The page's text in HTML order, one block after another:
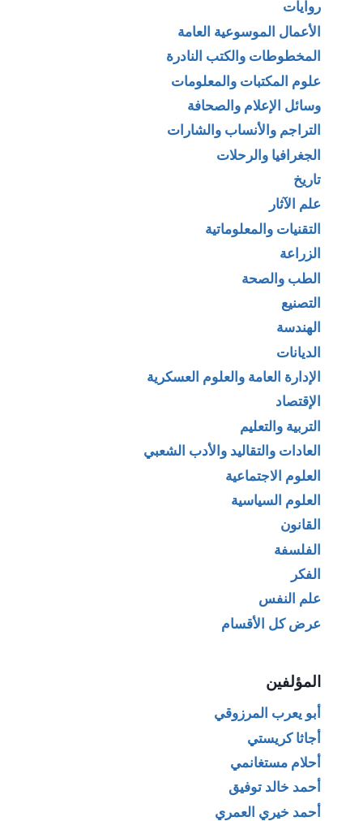
روايات
الأعمال الموسوعية العامة
المخطوطات والكتب النادرة
علوم المكتبات والمعلومات
وسائل الإعلام والصحافة
التراجم والأنساب والشارات
الجغرافيا والرحلات
تاريخ
علم الآثار
التقنيات والمعلوماتية
الزراعة
الطب والصحة
التصنيع
الهندسة
الديانات
الإدارة العامة والعلوم العسكرية
الإقتصاد
التربية والتعليم
العادات والتقاليد والأدب الشعبي
العلوم الاجتماعية
العلوم السياسية
القانون
الفلسفة
الفكر
علم النفس
عرض كل الأقسام
المؤلفين
أبو يعرب المرزوقي
أجاثا كريستي
أحلام مستغانمي
أحمد خالد توفيق
أحمد خيري العمري